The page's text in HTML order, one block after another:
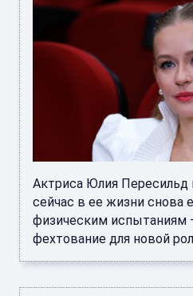
Актриса Юлия Пересильд
сейчас в ее жизни снова
физическим испытаниям
фехтование для новой